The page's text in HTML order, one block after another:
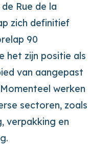
Rue de la
zich definitief
90
het zijn positie als
van aangepast
werken
sectoren, zoals
verpakking en